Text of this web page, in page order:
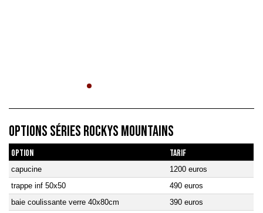
OPTIONS SÉRIES ROCKYS MOUNTAINS
OPTION TARIF
capucine
1200 euros
trappe inf 50x50
490 euros
baie coulissante verre 40x80cm
390 euros